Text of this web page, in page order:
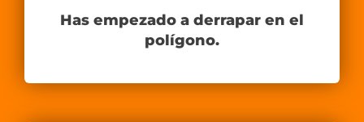
Has empezado a derrapar en el
polígono.